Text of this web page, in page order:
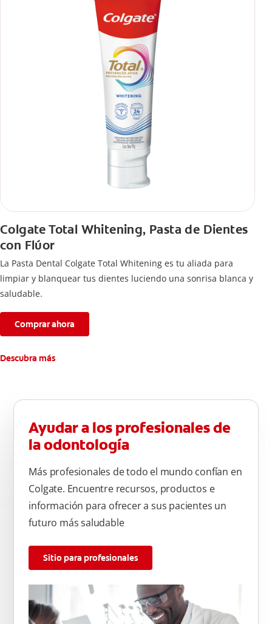
Colgate Total Whitening, Pasta de Dientes
con Flúor
La Pasta Dental Colgate Total Whitening es tu aliada para
limpiar y blanquear tus dientes luciendo una sonrisa blanca y
saludable.
Comprar ahora
Descubra más
Ayudar a los profesionales de
la odontología
Más profesionales de todo el mundo confían en
Colgate. Encuentre recursos, productos e
información para ofrecer a sus pacientes un
futuro más saludable
Sitio para profesionales